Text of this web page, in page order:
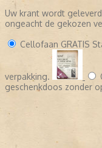
Uw krant wordt geleverd
ongeacht de gekozen
Cellofaan GRATIS
verpakking.
geschenkdoos zonder